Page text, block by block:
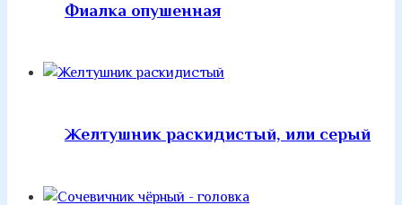
Фиалка опушенная
Желтушник раскидистый, или серый